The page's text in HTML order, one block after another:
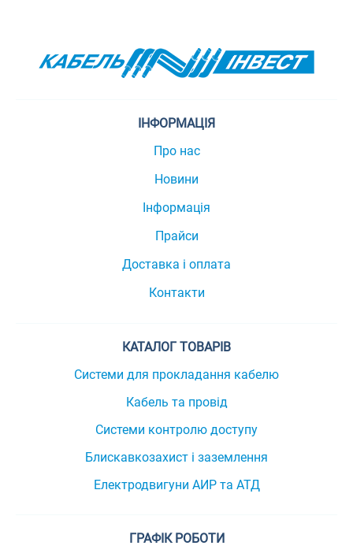
ІНФОРМАЦІЯ
Про нас
Новини
Інформація
Прайси
Доставка і оплата
Контакти
КАТАЛОГ ТОВАРІВ
Системи для прокладання кабелю
Кабель та провід
Системи контролю доступу
Блискавкозахист і заземлення
Електродвигуни АИР та АТД
ГРАФІК РОБОТИ